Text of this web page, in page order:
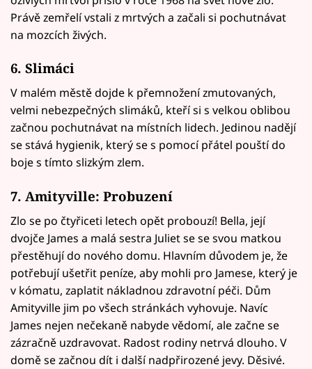
Právě zemřelí vstali z mrtvých a začali si pochutnávat
na mozcích živých.
6. Slimáci
V malém městě dojde k přemnožení zmutovaných,
velmi nebezpečných slimáků, kteří si s velkou oblibou
začnou pochutnávat na místních lidech. Jedinou nadějí
se stává hygienik, který se s pomocí přátel pouští do
boje s tímto slizkým zlem.
7. Amityville: Probuzení
Zlo se po čtyřiceti letech opět probouzí! Bella, její
dvojče James a malá sestra Juliet se se svou matkou
přestěhují do nového domu. Hlavním důvodem je, že
potřebují ušetřit peníze, aby mohli pro Jamese, který je
v kómatu, zaplatit nákladnou zdravotní péči. Dům
Amityville jim po všech stránkách vyhovuje. Navíc
James nejen nečekaně nabyde vědomí, ale začne se
zázračně uzdravovat. Radost rodiny netrvá dlouho. V
domě se začnou dít i další nadpřirozené jevy. Děsivé.